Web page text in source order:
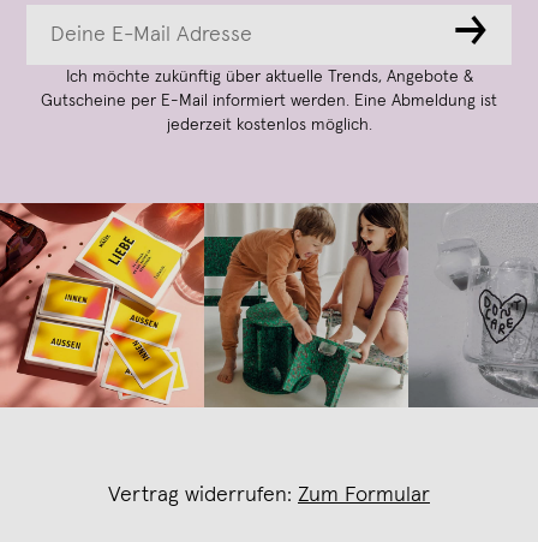
→
Ich möchte zukünftig über aktuelle Trends, Angebote &
Gutscheine per E-Mail informiert werden. Eine Abmeldung ist
jederzeit kostenlos möglich.
Vertrag widerrufen: Zum Formular